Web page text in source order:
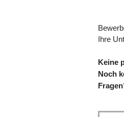
Ihre
Keine
Noch